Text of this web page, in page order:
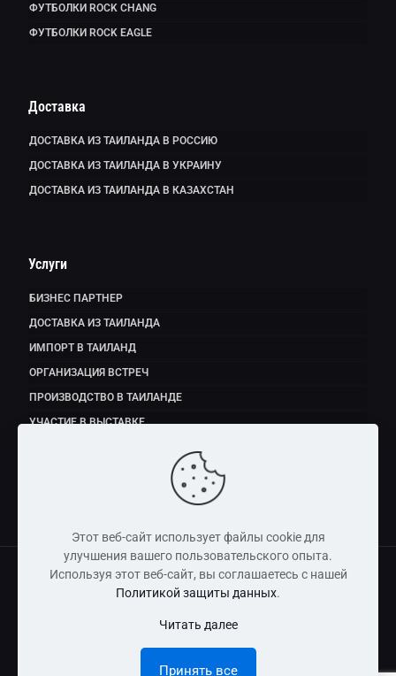
ФУТБОЛКИ ROCK CHANG
ФУТБОЛКИ ROCK EAGLE
Доставка
ДОСТАВКА ИЗ ТАИЛАНДА В РОССИЮ
ДОСТАВКА ИЗ ТАИЛАНДА В УКРАИНУ
ДОСТАВКА ИЗ ТАИЛАНДА В КАЗАХСТАН
Услуги
БИЗНЕС ПАРТНЕР
ДОСТАВКА ИЗ ТАИЛАНДА
ИМПОРТ В ТАИЛАНД
ОРГАНИЗАЦИЯ ВСТРЕЧ
ПРОИЗВОДСТВО В ТАИЛАНДЕ
УЧАСТИЕ В ВЫСТАВКЕ
Copyright © 2011 - 2026 Dmitry Fedorov (Thailand) Co., Ltd
информационный характер и не является публичной
Этот веб-сайт использует файлы cookie для
улучшения вашего пользовательского опыта.
Используя этот веб-сайт, вы соглашаетесь с нашей
Политикой защиты данных.
Читать далее
Принять все